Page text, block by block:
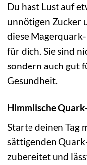
Du hast Lust auf
unnötigen Zucker
diese
für dich. Sie sind
sondern auch gut
Gesundheit.
Himmlische
Starte deinen Tag
sättigenden
zubereitet und